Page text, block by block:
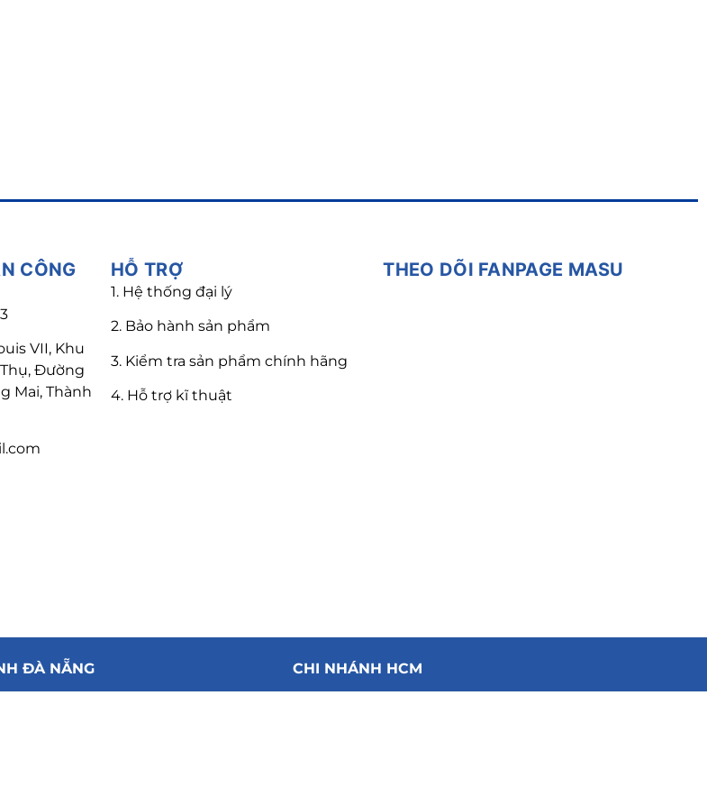
CÔNG
VII, Khu
Đường
Mai, Thành
HỖ TRỢ
1. Hệ thống đại lý
2. Bảo hành sản phẩm
3. Kiểm tra sản phẩm chính hãng
4. Hỗ trợ kĩ thuật
THEO DÕI FANPAGE MASU
ĐÀ NẴNG CHI NHÁNH HCM